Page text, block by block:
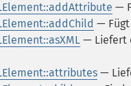
—
— Fügt
— Liefert
—